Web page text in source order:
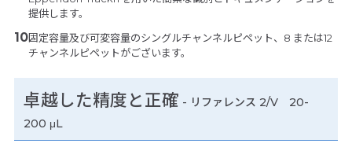
提供します。
固定容量及び可変容量のシングルチャンネルピペット、8 または12
チャンネルピペットがございます。
卓越した精度と正確 - リファレンス 2/V 20-
200 μL